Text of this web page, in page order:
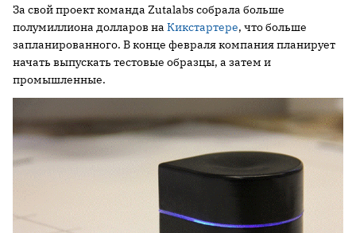
За свой проект команда Zutalabs собрала больше
полумиллиона долларов на Кикстартере, что больше
запланированного. В конце февраля компания планирует
начать выпускать тестовые образцы, а затем и
промышленные.